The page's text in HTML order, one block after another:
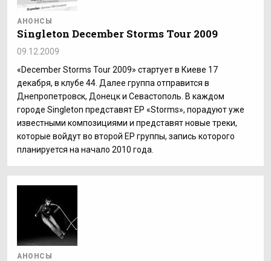
АНОНСЫ
Singleton December Storms Tour 2009
09.12.2009
«December Storms Tour 2009» стартует в Киеве 17
декабря, в клубе 44. Далее группа отправится в
Днепропетровск, Донецк и Севастополь. В каждом
городе Singleton представят EP «Storms», порадуют уже
известными композициями и представят новые треки,
которые войдут во второй ЕР группы, запись которого
планируется на начало 2010 года.
АНОНСЫ